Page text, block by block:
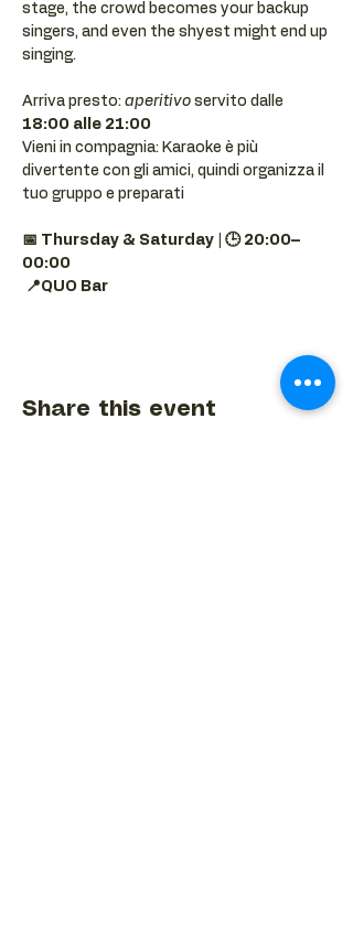
stage, the crowd becomes your backup
singers, and even the shyest might end up
singing.
Arriva presto: aperitivo servito dalle
18:00 alle 21:00
Vieni in compagnia: Karaoke è più
divertente con gli amici, quindi organizza il
tuo gruppo e preparati
📅 Thursday & Saturday | 🕒 20:00–
00:00
📍QUO Bar
Share this event